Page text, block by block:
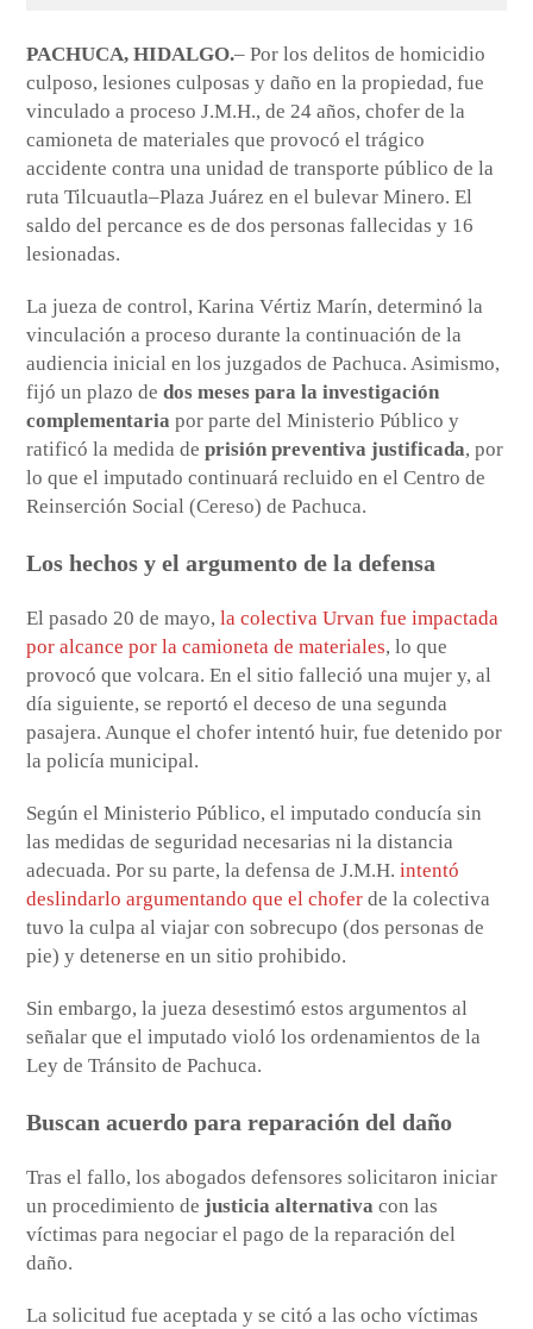
PACHUCA, HIDALGO.– Por los delitos de homicidio
culposo, lesiones culposas y daño en la propiedad, fue
vinculado a proceso J.M.H., de 24 años, chofer de la
camioneta de materiales que provocó el trágico
accidente contra una unidad de transporte público de la
ruta Tilcuautla–Plaza Juárez en el bulevar Minero. El
saldo del percance es de dos personas fallecidas y 16
lesionadas.
La jueza de control, Karina Vértiz Marín, determinó la
vinculación a proceso durante la continuación de la
audiencia inicial en los juzgados de Pachuca. Asimismo,
fijó un plazo dedos meses para la investigación
complementaria por parte del Ministerio Público y
ratificó la medida deprisión preventiva justificada, por
lo que el imputado continuará recluido en el Centro de
Reinserción Social (Cereso) de Pachuca.
Los hechos y el argumento de la defensa
El pasado 20 de mayo,la colectiva Urvan fue impactada
por alcance por la camioneta de materiales, lo que
provocó que volcara. En el sitio falleció una mujer y, al
día siguiente, se reportó el deceso de una segunda
pasajera. Aunque el chofer intentó huir, fue detenido por
la policía municipal.
Según el Ministerio Público, el imputado conducía sin
las medidas de seguridad necesarias ni la distancia
adecuada. Por su parte, la defensa de J.M.H.intentó
deslindarlo argumentando que el chofer de la colectiva
tuvo la culpa al viajar con sobrecupo (dos personas de
pie) y detenerse en un sitio prohibido.
Sin embargo, la jueza desestimó estos argumentos al
señalar que el imputado violó los ordenamientos de la
Ley de Tránsito de Pachuca.
Buscan acuerdo para reparación del daño
Tras el fallo, los abogados defensores solicitaron iniciar
un procedimiento de justicia alternativa con las
víctimas para negociar el pago de la reparación del
daño.
La solicitud fue aceptada y se citó a las ocho víctimas